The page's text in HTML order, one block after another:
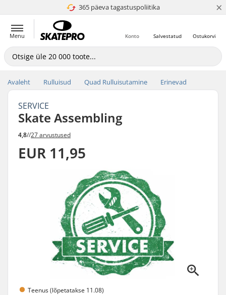
365 päeva tagastuspoliitika
4.8 paljaks 5 ×
Menu Ostukorvi
Salvestatud
Konto
Avaleht Rulluisud Quad Rulluisutamine Erinevad
SERVICE
Skate Assembling
4,8//27 arvustused
EUR 11,95
Teenus (lõpetatakse 11.08)